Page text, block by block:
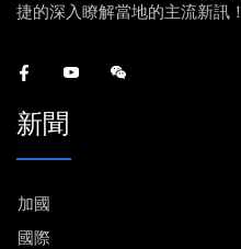
捷的深入瞭解當地的主流新訊！
新聞
加國
國際